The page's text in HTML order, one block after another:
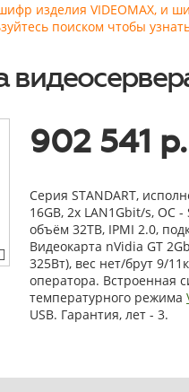
изделия VIDEOMAX, и
поиском чтобы
902 541 р.
Серия STANDART,
16GB, 2x LAN1Gbit/s, OС
объём 32TB, IPMI 2.0,
Видеокарта nVidia GT
325Вт), вес нет/брут 9/
оператора. Встроенная
температурного режима
USB. Гарантия, лет - 3.